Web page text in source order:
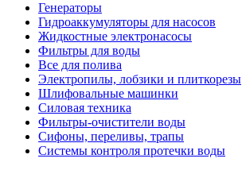
Генераторы
Гидроаккумуляторы для насосов
Жидкостные электронасосы
Фильтры для воды
Все для полива
Электропилы, лобзики и плиткорезы
Шлифовальные машинки
Силовая техника
Фильтры-очистители воды
Сифоны, переливы, трапы
Системы контроля протечки воды